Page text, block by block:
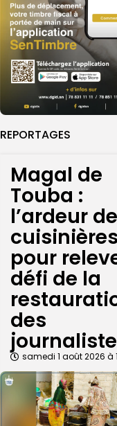
REPORTAGES
Magal de
Touba :
l’ardeur
cuisinières
pour
défi de la
des
samedi 1 août 2026 à